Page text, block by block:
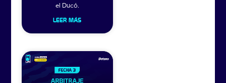
el Ducó.
LEER MÁS